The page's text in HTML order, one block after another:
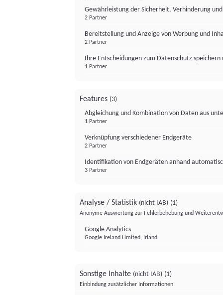
Gewährleistung der Sicherheit, Verhinderung
2 Partner
Bereitstellung und Anzeige von Werbung und
2 Partner
Ihre Entscheidungen zum Datenschutz
1 Partner
Features (3)
Abgleichung und Kombination von Daten aus
1 Partner
Verknüpfung verschiedener Endgeräte
2 Partner
Identifikation von Endgeräten anhand
3 Partner
Analyse / Statistik (nicht IAB) (1)
Anonyme Auswertung zur Fehlerbehebung und
Google Analytics
Google Ireland Limited, Irland
Sonstige Inhalte (nicht IAB) (1)
Einbindung zusätzlicher Informationen